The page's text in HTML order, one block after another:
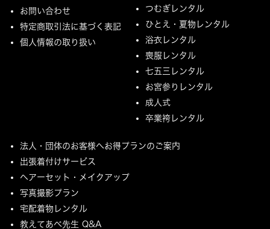
お問い合わせ
特定商取引法に基づく表記
個人情報の取り扱い
つむぎレンタル
ひとえ・夏物レンタル
浴衣レンタル
喪服レンタル
七五三レンタル
お宮参りレンタル
成人式
卒業袴レンタル
法人・団体のお客様へお得プランのご案内
出張着付けサービス
ヘアーセット・メイクアップ
写真撮影プラン
宅配着物レンタル
教えてあべ先生 Q&A